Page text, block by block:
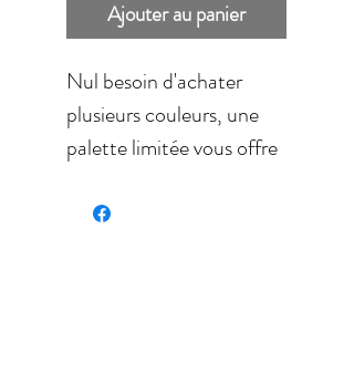
Ajouter au panier
Nul besoin d'achater
plusieurs couleurs, une
palette limitée vous offre
nécessaires.